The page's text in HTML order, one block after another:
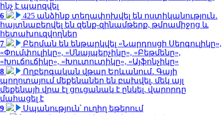
ինչ է պարզվել
6
425 անձինք տեղափոխվել են ոստիկանություն․
հայտնաբերվել են զենք-զինամթերք, թմրամիջոց և
հետախուզվողներ
7
Բերման են ենթարկվել «Նարդոսցի Սերգուլիկը»,
«Փումփուլիկը», «Սնայպերչիկը», «Բեթմենը»,
«Խուճուճիկը», «Խուտուտիկը», «Այֆոնչիկը»
8
Ողբերգական վթար Երևանում․ Գայի
պողոտայում մեքենաներ են բախվել, մեկ այլ
մեքենայի վրա էլ ցուցանակ է ընկել. վարորդը
մահացել է
9
Սպանություն՝ ուղիղ եթերում